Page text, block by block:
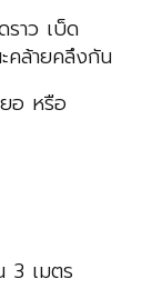
ราว เบ็ด
คล้ายคลึงกัน
อ หรือ
3 เมตร